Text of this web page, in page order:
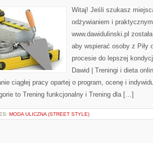
Witaj! Jeśli szukasz
odżywianiem i
www.dawidulinski.pl
aby wspierać osoby z Piły
procesie do lepszej
Dawid | Treningi i dieta
ciągłej pracy opartej o program, ocenę i
to Trening funkcjonalny i Trening dla […]
MODA ULICZNA (STREET STYLE)